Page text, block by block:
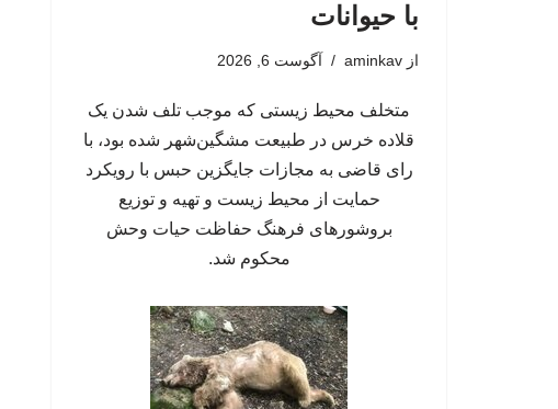
با حیوانات
از aminkav آگوست 6, 2026
متخلف محیط زیستی که موجب تلف شدن یک
قلاده خرس در طبیعت مشگین‌شهر شده بود، با
رای قاضی به مجازات جایگزین حبس با رویکرد
حمایت از محیط زیست و تهیه و توزیع
بروشورهای فرهنگ حفاظت حیات وحش
محکوم شد.